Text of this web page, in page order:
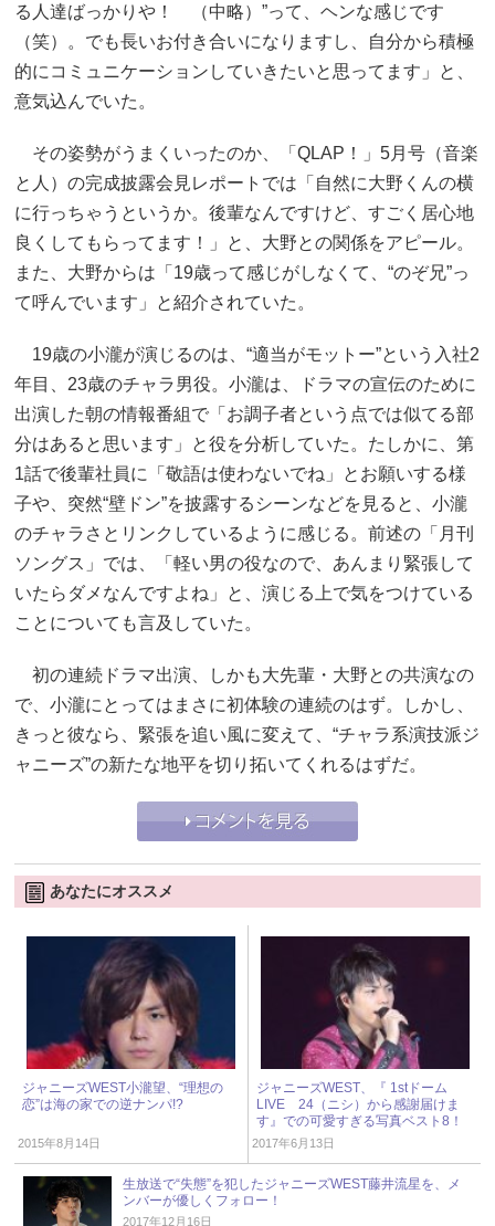
る人達ばっかりや！ （中略）”って、ヘンな感じです
（笑）。でも長いお付き合いになりますし、自分から積極
的にコミュニケーションしていきたいと思ってます」と、
意気込んでいた。
その姿勢がうまくいったのか、「QLAP！」5月号（音楽
と人）の完成披露会見レポートでは「自然に大野くんの横
に行っちゃうというか。後輩なんですけど、すごく居心地
良くしてもらってます！」と、大野との関係をアピール。
また、大野からは「19歳って感じがしなくて、“のぞ兄”っ
て呼んでいます」と紹介されていた。
19歳の小瀧が演じるのは、“適当がモットー”という入社2
年目、23歳のチャラ男役。小瀧は、ドラマの宣伝のために
出演した朝の情報番組で「お調子者という点では似てる部
分はあると思います」と役を分析していた。たしかに、第
1話で後輩社員に「敬語は使わないでね」とお願いする様
子や、突然“壁ドン”を披露するシーンなどを見ると、小瀧
のチャラさとリンクしているように感じる。前述の「月刊
ソングス」では、「軽い男の役なので、あんまり緊張して
いたらダメなんですよね」と、演じる上で気をつけている
ことについても言及していた。
初の連続ドラマ出演、しかも大先輩・大野との共演なの
で、小瀧にとってはまさに初体験の連続のはず。しかし、
きっと彼なら、緊張を追い風に変えて、“チャラ系演技派ジ
ャニーズ”の新たな地平を切り拓いてくれるはずだ。
あなたにオススメ
ジャニーズWEST小瀧望、“理想の
恋”は海の家での逆ナンパ!?
2015年8月14日
ジャニーズWEST、『 1stドーム
LIVE 24（ニシ）から感謝届けま
す』での可愛すぎる写真ベスト8！
2017年6月13日
生放送で“失態”を犯したジャニーズWEST藤井流星を、メ
ンバーが優しくフォロー！
2017年12月16日